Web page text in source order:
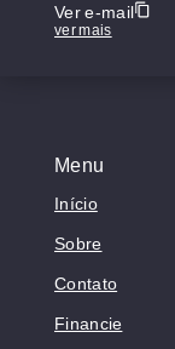
Menu
Início
Sobre
Contato
Financie
Ver e-mail
ver mais